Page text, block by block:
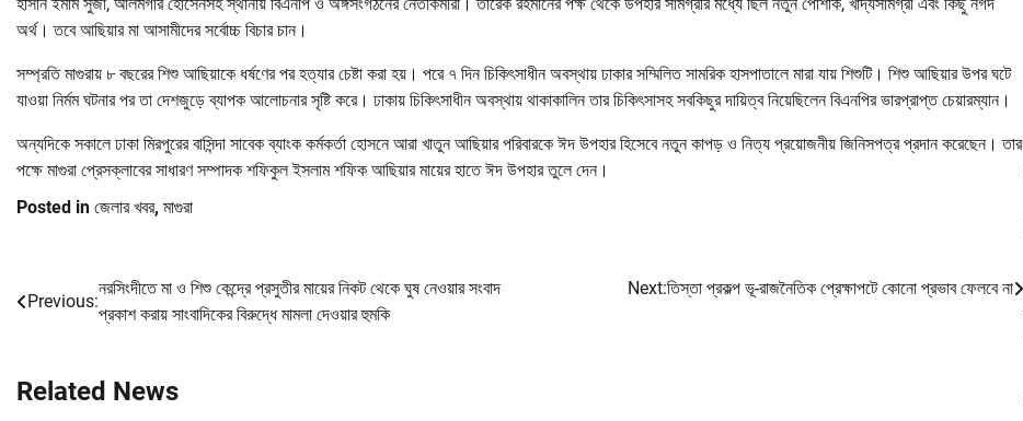
অর্থ। তবে আছিয়ার মা আসামীদের সর্বোচ্চ বিচার চান।
সম্প্রতি মাগুরায় ৮ বছরের শিশু আছিয়াকে ধর্ষণের পর হত্যার চেষ্টা করা হয়। পরে ৭ দিন চিকিৎসাধীন অবস্থায় ঢাকার সম্মিলিত সামরিক হাসপাতালে মারা যায় শিশুটি। শিশু আছিয়ার উপর ঘটে
যাওয়া নির্মম ঘটনার পর তা দেশজুড়ে ব্যাপক আলোচনার সৃষ্টি করে। ঢাকায় চিকিৎসাধীন অবস্থায় থাকাকালিন তার চিকিৎসাসহ সবকিছুর দায়িত্ব নিয়েছিলেন বিএনপির ভারপ্রাপ্ত চেয়ারম্যান।
অন্যদিকে সকালে ঢাকা মিরপুরের বাসিন্দা সাবেক ব্যাংক কর্মকর্তা হোসনে আরা খাতুন আছিয়ার পরিবারকে ঈদ উপহার হিসেবে নতুন কাপড় ও নিত্য প্রয়োজনীয় জিনিসপত্র প্রদান করেছেন। তার
পক্ষে মাগুরা প্রেসক্লাবের সাধারণ সম্পাদক শফিকুল ইসলাম শফিক আছিয়ার মায়ের হাতে ঈদ উপহার তুলে দেন।
Posted in জেলার খবর, মাগুরা
Post
navigation
Previous:
নরসিংদীতে মা ও শিশু কেন্দ্রে প্রসুতীর মায়ের নিকট থেকে ঘুষ নেওয়ার সংবাদ
প্রকাশ করায় সাংবাদিকের বিরুদ্ধে মামলা দেওয়ার হুমকি
Next:তিস্তা প্রকল্প ভূ-রাজনৈতিক প্রেক্ষাপটে কোনো প্রভাব ফেলবে না
Related News